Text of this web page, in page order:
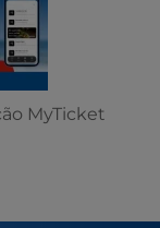
MyTicket